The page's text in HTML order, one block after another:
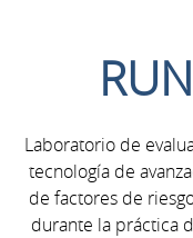
​Laboratorio de
tecnología de
de factores de
durante la práctica